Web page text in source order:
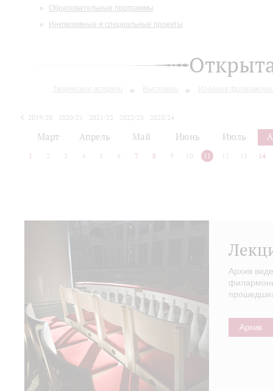
Образовательные программы
Инклюзивные и специальные проекты
Творческие встречи Выставки Издания
2019/20 2020/21 2021/22 2022/23
2023/24
Март Апрель Май Июнь Июль
1 2 3 4 5 6 7 8 9 10 11 12 13 14
Архив
Архив